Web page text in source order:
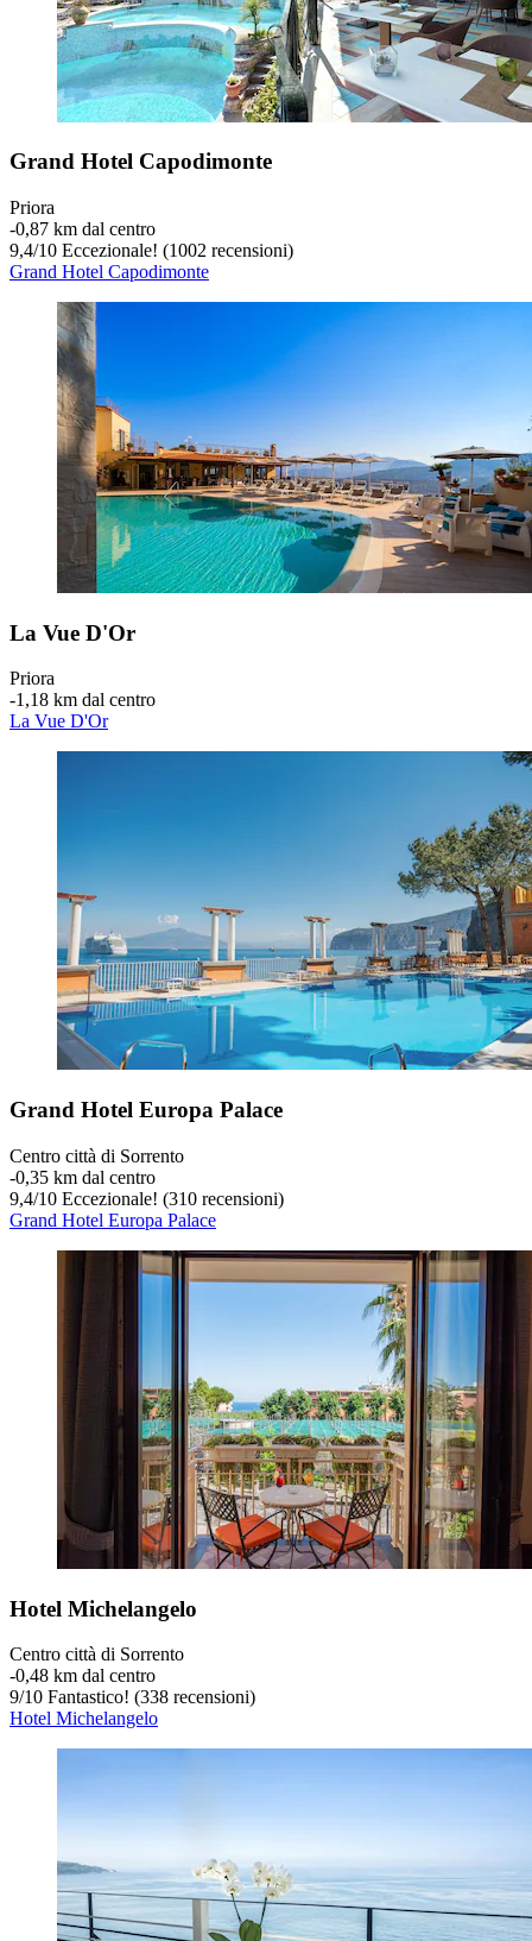
Grand Hotel Capodimonte
Priora
‐0,87 km dal centro
9,4/10 Eccezionale! (1002 recensioni)
Grand Hotel Capodimonte
La Vue D'Or
Priora
‐1,18 km dal centro
La Vue D'Or
Grand Hotel Europa Palace
Centro città di Sorrento
‐0,35 km dal centro
9,4/10 Eccezionale! (310 recensioni)
Grand Hotel Europa Palace
Hotel Michelangelo
Centro città di Sorrento
‐0,48 km dal centro
9/10 Fantastico! (338 recensioni)
Hotel Michelangelo